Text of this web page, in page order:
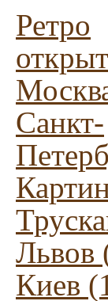
Ретро
Санкт-
Львов
Киев